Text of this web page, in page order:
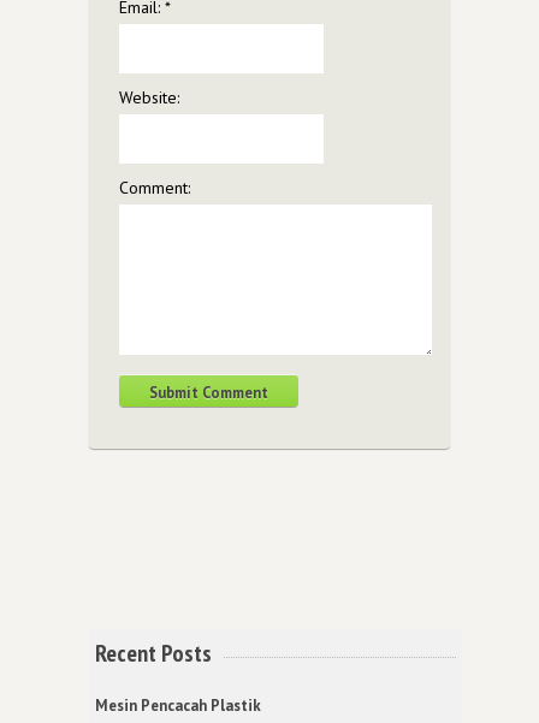
Email: *
Website:
Comment:
Recent Posts
Mesin Pencacah Plastik